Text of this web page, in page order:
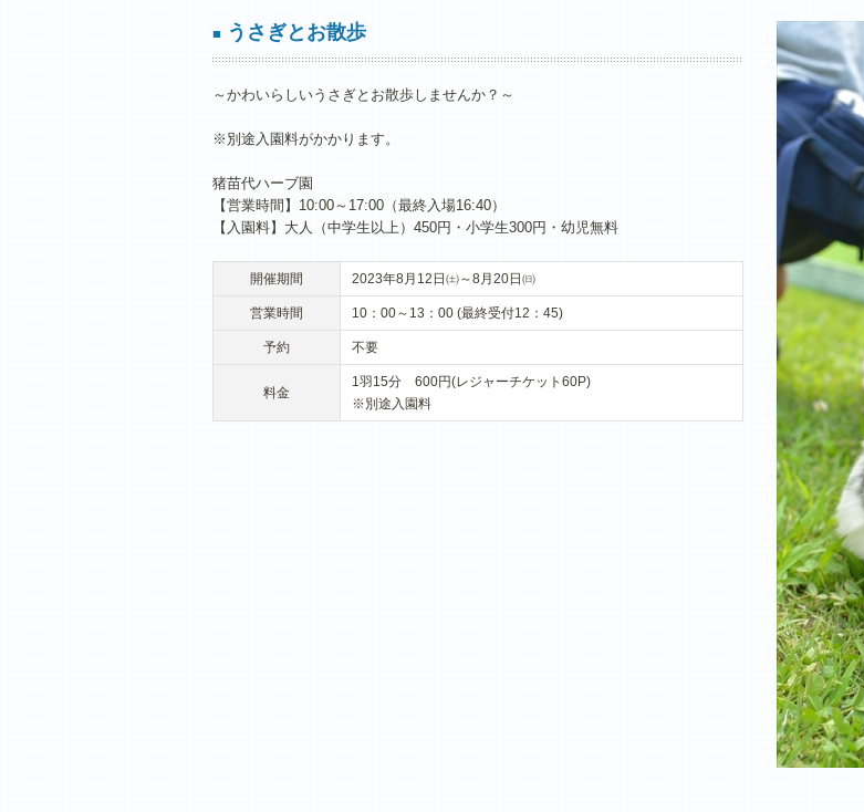
■ うさぎとお散歩
～かわいらしいうさぎとお散歩しませんか？～
※別途入園料がかかります。
猪苗代ハーブ園
【営業時間】10:00～17:00（最終入場16:40）
【入園料】大人（中学生以上）450円・小学生300円・幼児無料
開催期間 2023年8月12日㈯～8月20日㈰
営業時間 10：00～13：00 (最終受付12：45)
予約 不要
料金
1羽15分 600円(レジャーチケット60P)
※別途入園料